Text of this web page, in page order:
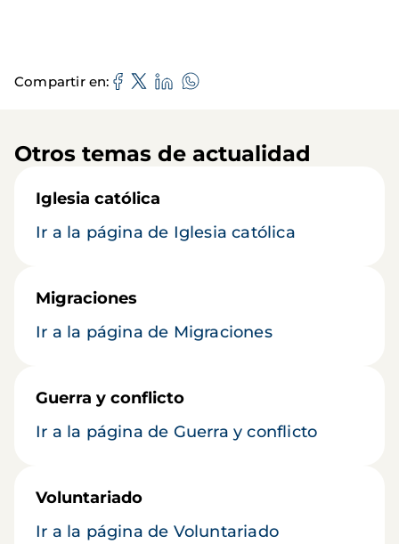
Compartir en
Otros temas de actualidad
Iglesia católica
Ir a la página de Iglesia católica
Migraciones
Ir a la página de Migraciones
Guerra y conflicto
Ir a la página de Guerra y conflicto
Voluntariado
Ir a la página de Voluntariado